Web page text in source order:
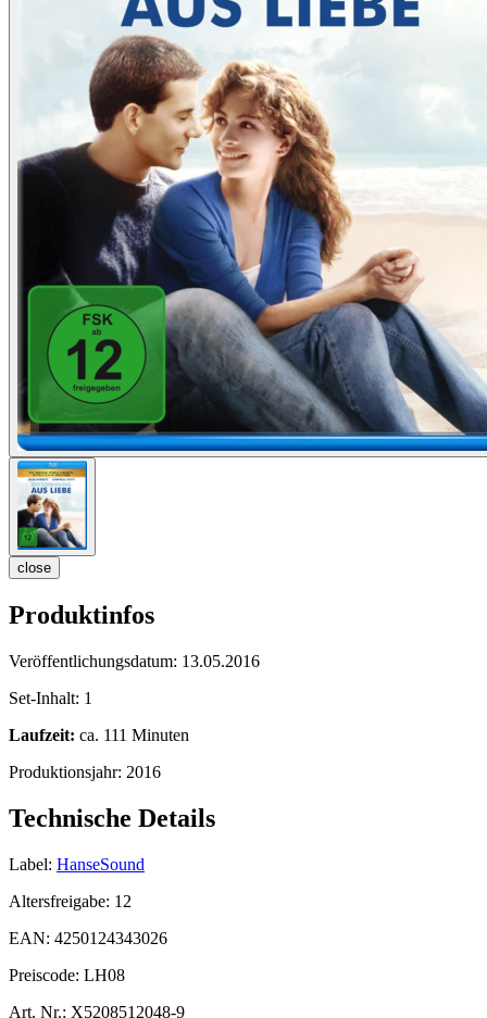
close
Produktinfos
Veröffentlichungsdatum: 13.05.2016
Set-Inhalt: 1
Laufzeit: ca. 111 Minuten
Produktionsjahr: 2016
Technische Details
Label: HanseSound
Altersfreigabe: 12
EAN: 4250124343026
Preiscode: LH08
Art. Nr.: X5208512048-9